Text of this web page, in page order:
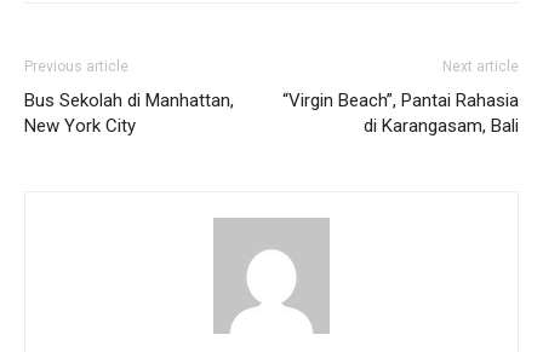
Previous article
Bus Sekolah di Manhattan,
New York City
Next article
“Virgin Beach”, Pantai Rahasia
di Karangasam, Bali